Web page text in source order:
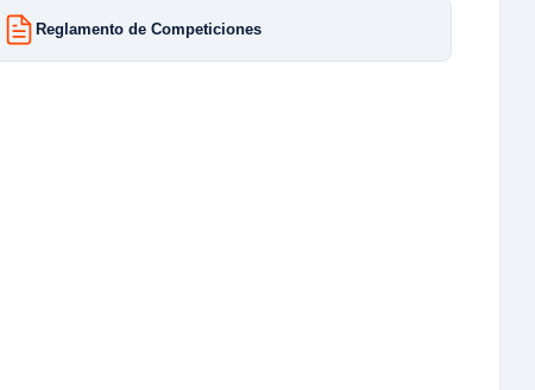
Reglamento de Competiciones